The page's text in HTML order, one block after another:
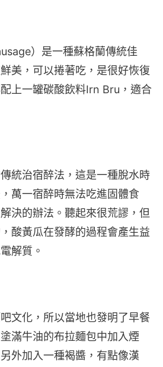
）是一種蘇格蘭傳統佳
美，可以捲著吃，是很好恢復
上一罐碳酸飲料Irn Bru，適合
統治宿醉法，這是一種脫水時
萬一宿醉時無法吃進固體食
決的辦法。聽起來很荒謬，但
酸黃瓜在發酵的過程會產生益
解質。
文化，所以當地也發明了早餐
滿牛油的布拉麵包中加入煙
外加入一種褐醬，有點像漢